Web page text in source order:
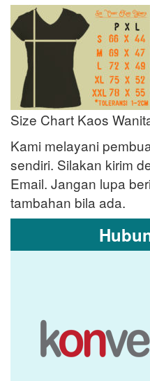
Size Chart Kaos
Kami melayani
sendiri. Silakan kirim
Email. Jangan lupa
tambahan bila ada.